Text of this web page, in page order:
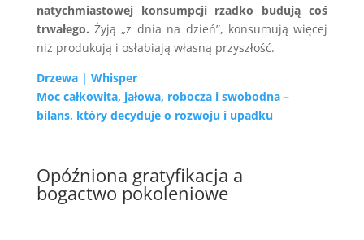
natychmiastowej konsumpcji rzadko budują coś
trwałego. Żyją „z dnia na dzień”, konsumują więcej
niż produkują i osłabiają własną przyszłość.
Drzewa | Whisper
Moc całkowita, jałowa, robocza i swobodna –
bilans, który decyduje o rozwoju i upadku
Opóźniona gratyfikacja a
bogactwo pokoleniowe